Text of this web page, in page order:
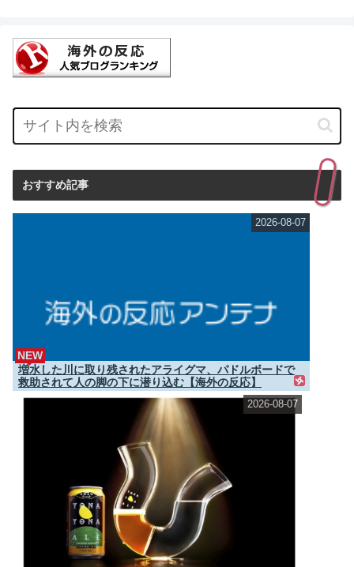
おすすめ記事
増水した川に取り残されたアライグマ、パドルボードで
救助されて人の脚の下に潜り込む【海外の反応】
NEW
2026-08-07
2026-08-07